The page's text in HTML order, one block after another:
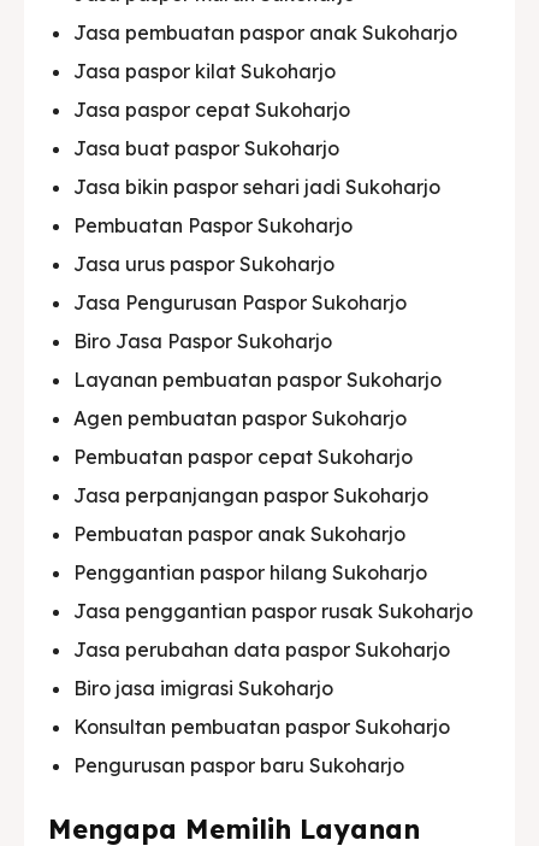
Jasa pembuatan paspor anak Sukoharjo
Jasa paspor kilat Sukoharjo
Jasa paspor cepat Sukoharjo
Jasa buat paspor Sukoharjo
Jasa bikin paspor sehari jadi Sukoharjo
Pembuatan Paspor Sukoharjo
Jasa urus paspor Sukoharjo
Jasa Pengurusan Paspor Sukoharjo
Biro Jasa Paspor Sukoharjo
Layanan pembuatan paspor Sukoharjo
Agen pembuatan paspor Sukoharjo
Pembuatan paspor cepat Sukoharjo
Jasa perpanjangan paspor Sukoharjo
Pembuatan paspor anak Sukoharjo
Penggantian paspor hilang Sukoharjo
Jasa penggantian paspor rusak Sukoharjo
Jasa perubahan data paspor Sukoharjo
Biro jasa imigrasi Sukoharjo
Konsultan pembuatan paspor Sukoharjo
Pengurusan paspor baru Sukoharjo
Mengapa Memilih Layanan